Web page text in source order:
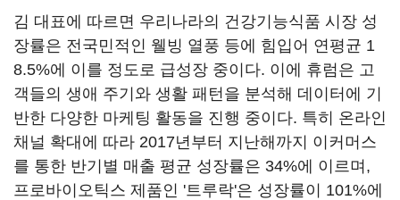
김 대표에 따르면 우리나라의 건강기능식품 시장 성
장률은 전국민적인 웰빙 열풍 등에 힘입어 연평균 1
8.5%에 이를 정도로 급성장 중이다. 이에 휴럼은 고
객들의 생애 주기와 생활 패턴을 분석해 데이터에 기
반한 다양한 마케팅 활동을 진행 중이다. 특히 온라인
채널 확대에 따라 2017년부터 지난해까지 이커머스
를 통한 반기별 매출 평균 성장률은 34%에 이르며,
프로바이오틱스 제품인 '트루락'은 성장률이 101%에